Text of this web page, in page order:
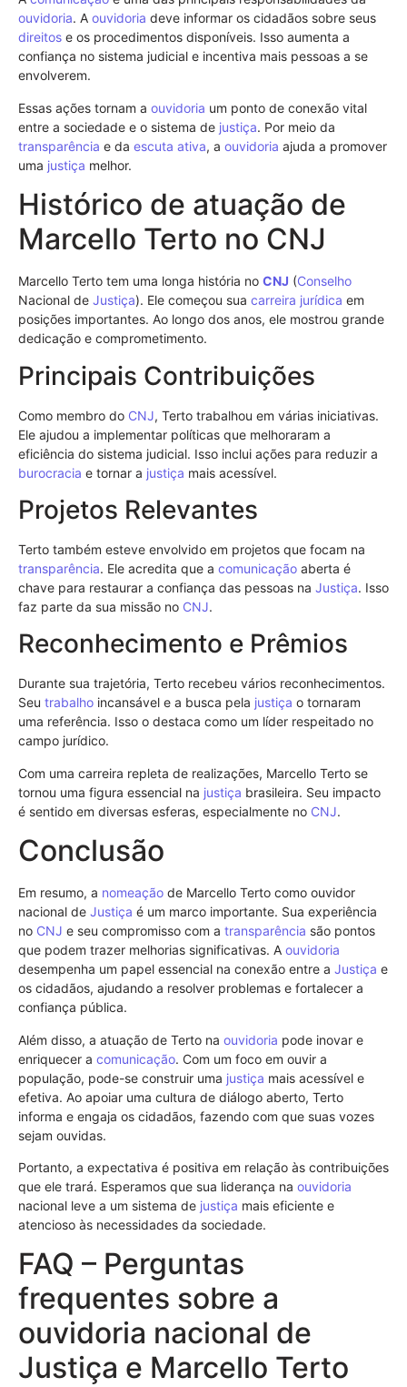
ouvidoria. A ouvidoria deve informar os cidadãos sobre seus
direitos e os procedimentos disponíveis. Isso aumenta a
confiança no sistema judicial e incentiva mais pessoas a se
envolverem.
Essas ações tornam a ouvidoria um ponto de conexão vital
entre a sociedade e o sistema de justiça. Por meio da
transparência e da escuta ativa, a ouvidoria ajuda a promover
uma justiça melhor.
Histórico de atuação de
Marcello Terto no CNJ
Marcello Terto tem uma longa história no CNJ (Conselho
Nacional de Justiça). Ele começou sua carreira jurídica em
posições importantes. Ao longo dos anos, ele mostrou grande
dedicação e comprometimento.
Principais Contribuições
Como membro do CNJ, Terto trabalhou em várias iniciativas.
Ele ajudou a implementar políticas que melhoraram a
eficiência do sistema judicial. Isso inclui ações para reduzir a
burocracia e tornar a justiça mais acessível.
Projetos Relevantes
Terto também esteve envolvido em projetos que focam na
transparência. Ele acredita que a comunicação aberta é
chave para restaurar a confiança das pessoas na Justiça. Isso
faz parte da sua missão no CNJ.
Reconhecimento e Prêmios
Durante sua trajetória, Terto recebeu vários reconhecimentos.
Seu trabalho incansável e a busca pela justiça o tornaram
uma referência. Isso o destaca como um líder respeitado no
campo jurídico.
Com uma carreira repleta de realizações, Marcello Terto se
tornou uma figura essencial na justiça brasileira. Seu impacto
é sentido em diversas esferas, especialmente no CNJ.
Conclusão
Em resumo, a nomeação de Marcello Terto como ouvidor
nacional de Justiça é um marco importante. Sua experiência
no CNJ e seu compromisso com a transparência são pontos
que podem trazer melhorias significativas. A ouvidoria
desempenha um papel essencial na conexão entre a Justiça e
os cidadãos, ajudando a resolver problemas e fortalecer a
confiança pública.
Além disso, a atuação de Terto na ouvidoria pode inovar e
enriquecer a comunicação. Com um foco em ouvir a
população, pode-se construir uma justiça mais acessível e
efetiva. Ao apoiar uma cultura de diálogo aberto, Terto
informa e engaja os cidadãos, fazendo com que suas vozes
sejam ouvidas.
Portanto, a expectativa é positiva em relação às contribuições
que ele trará. Esperamos que sua liderança na ouvidoria
nacional leve a um sistema de justiça mais eficiente e
atencioso às necessidades da sociedade.
FAQ – Perguntas
frequentes sobre a
ouvidoria nacional de
Justiça e Marcello Terto